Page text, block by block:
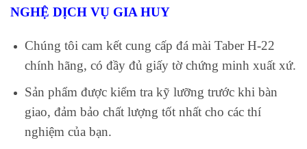
NGHỆ DỊCH VỤ GIA HUY
Chúng tôi cam kết cung cấp đá mài Taber H-22
chính hãng, có đầy đủ giấy tờ chứng minh xuất xứ.
Sản phẩm được kiểm tra kỹ lưỡng trước khi bàn
giao, đảm bảo chất lượng tốt nhất cho các thí
nghiệm của bạn.